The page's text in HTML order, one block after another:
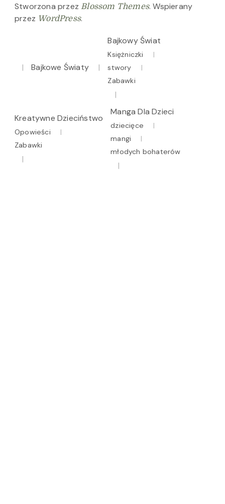
Stworzona przez Blossom Themes. Wspierany
przez WordPress.
Bajkowe Światy
Bajkowy Świat
Księżniczki
stwory
Zabawki
Kreatywne Dzieciństwo
Opowieści
Zabawki
Manga Dla Dzieci
dziecięce
mangi
młodych bohaterów